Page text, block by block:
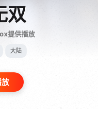
双
提供播放
大陆